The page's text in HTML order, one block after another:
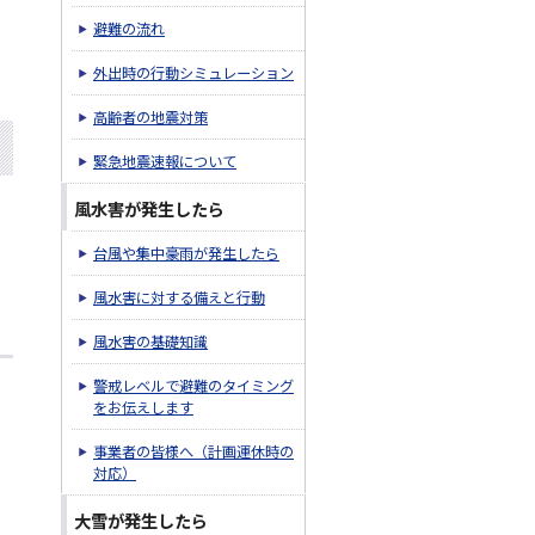
避難の流れ
外出時の行動シミュレーション
高齢者の地震対策
緊急地震速報について
風水害が発生したら
台風や集中豪雨が発生したら
風水害に対する備えと行動
風水害の基礎知識
警戒レベルで避難のタイミング
をお伝えします
事業者の皆様へ（計画運休時の
対応）
大雪が発生したら